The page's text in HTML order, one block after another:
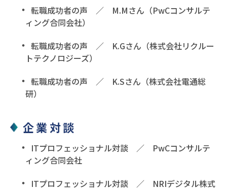
転職成功者の声 ／ M.Mさん（PwCコンサルテ
ィング合同会社）
転職成功者の声 ／ K.Gさん（株式会社リクルー
トテクノロジーズ）
転職成功者の声 ／ K.Sさん（株式会社電通総
研）
企業対談
ITプロフェッショナル対談 ／ PwCコンサルテ
ィング合同会社
ITプロフェッショナル対談 ／ NRIデジタル株式